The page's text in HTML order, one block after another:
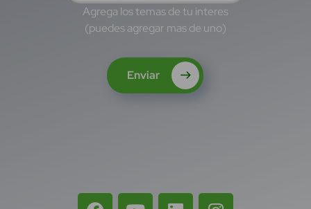
Agrega los temas de tu interes
(puedes agregar mas de uno)
Enviar